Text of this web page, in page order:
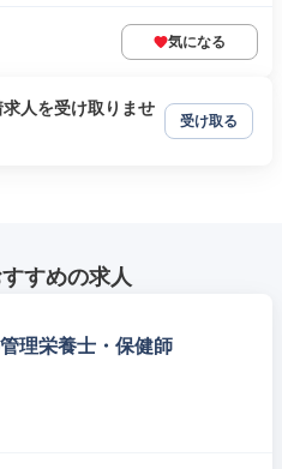
気になる
人を受け取りませ
受け取る
すめの求人
理栄養士・保健師